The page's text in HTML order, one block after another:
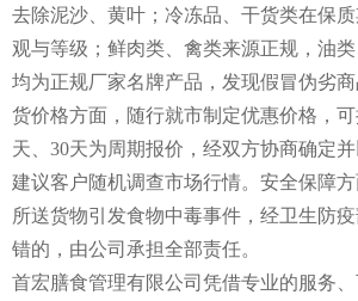
去除泥沙、黄叶；冷冻品、干货类在保
观与等级；鲜肉类、禽类来源正规，油
均为正规厂家名牌产品，发现假冒伪劣
货价格方面，随行就市制定优惠价格，
天、30天为周期报价，经双方协商确定并
建议客户随机调查市场行情。安全保障
所送货物引发食物中毒事件，经卫生防
错的，由公司承担全部责任。
首宏膳食管理有限公司凭借专业的服务